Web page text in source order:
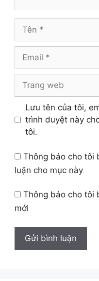
Tên
Email
Trang
Lưu tên của tôi,
trình duyệt này
tôi.
Thông báo cho tôi
luận cho mục này
Thông báo cho tôi
mới